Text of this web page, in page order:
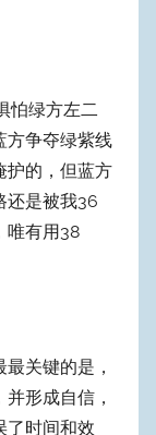
怕绿方左二
方争夺绿紫线
护的，但蓝方
还是被我36
唯有用38
关键的是，
形成自信，
了时间和效